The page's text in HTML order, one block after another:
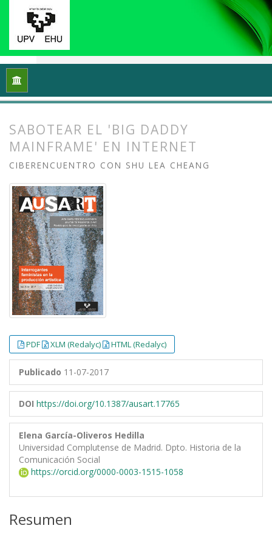
Inicio
SABOTEAR EL 'BIG DADDY
MAINFRAME' EN INTERNET
CIBERENCUENTRO CON SHU LEA CHEANG
PDF XLM (Redalyc) HTML (Redalyc)
Publicado 11-07-2017
DOI https://doi.org/10.1387/ausart.17765
Elena García-Oliveros Hedilla
Universidad Complutense de Madrid. Dpto. Historia de la
Comunicación Social
https://orcid.org/0000-0003-1515-1058
Resumen